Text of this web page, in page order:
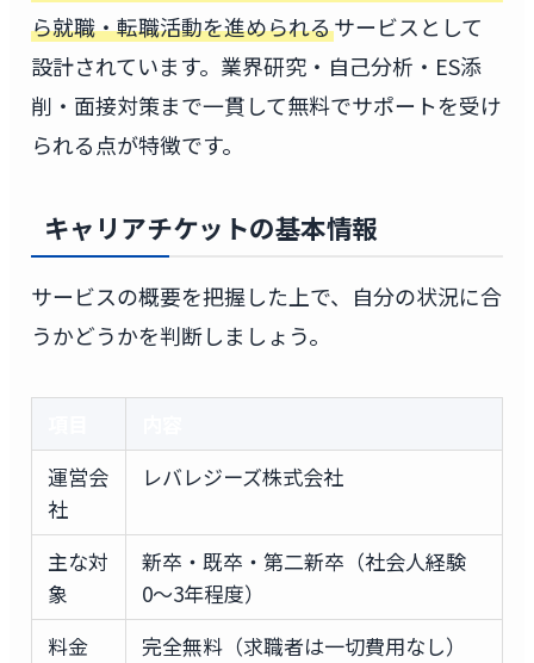
ら就職・転職活動を進められるサービスとして
設計されています。業界研究・自己分析・ES添
削・面接対策まで一貫して無料でサポートを受け
られる点が特徴です。
キャリアチケットの基本情報
サービスの概要を把握した上で、自分の状況に合
うかどうかを判断しましょう。
運営会
社
レバレジーズ株式会社
主な対
象
新卒・既卒・第二新卒（社会人経験
0〜3年程度）
料金
完全無料（求職者は一切費用なし）